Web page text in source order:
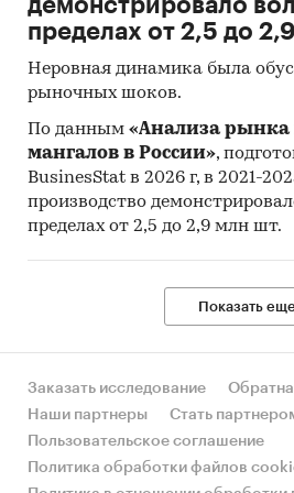
уровня цен на товары и
населением для
потребления.
Исходной информацией для
являются данные
конкретные товары и
определяются средние
отчетного и предыдущего
организации торговли
тот же или аналогичный по
(услугу).
Сбор данных по cредним
ценам (тарифам) на товары
осуществляется органами
учета ежемесячно.
демонстрировало
пределах от 2,5 до
Неровная динамика была
рыночных шоков.
По данным «Анализа рынка
мангалов в России»,
BusinesStat в 2026 г, в 2021-
производство
пределах от 2,5 до 2,9 млн шт.
Показать еще
Заказать исследование
Наши партнеры
Стать
Пользовательское соглашение
Политика обработки файлов